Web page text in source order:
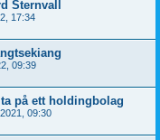
Sternvall
17:34
09:39
på ett holdingbolag
09:30